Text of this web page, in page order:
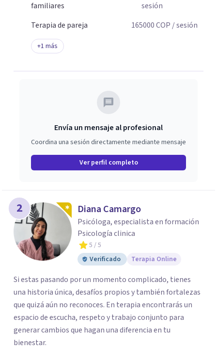
familiares
sesión
Terapia de pareja
165000COP / sesión
+1 más
Envía un mensaje al profesional
Coordina una sesión directamente mediante mensaje
Ver perfil completo
2 Diana Camargo
Psicóloga, especialista en formación
Psicología clinica
5 / 5
Verificado
Terapia Online
Si estas pasando por un momento complicado, tienes
una historia única, desafíos propios y también fortalezas
que quizá aún no reconoces. En terapia encontrarás un
espacio de escucha, respeto y trabajo conjunto para
generar cambios que hagan una diferencia en tu
bienestar.